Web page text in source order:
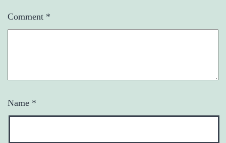
Comment *
Name *